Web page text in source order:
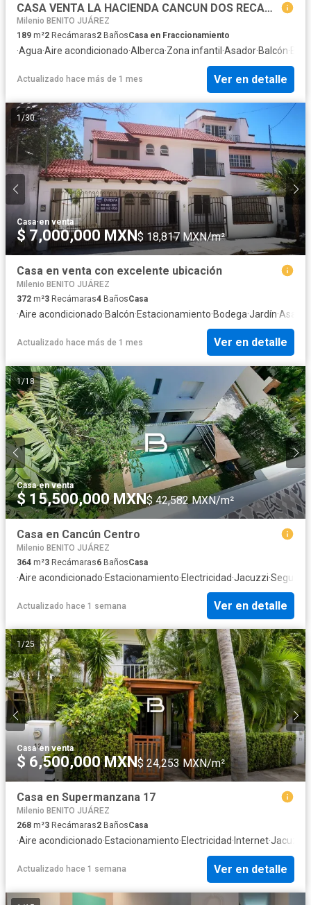
CASA VENTA LA HACIENDA CANCUN DOS RECAMARAS CENTRICA
Milenio BENITO JUÁREZ
189 m²2 Recámaras2 BañosCasa en Fraccionamiento
·Agua·Aire acondicionado·Alberca·Zona infantil ·Asador·Balcón·
Actualizado hace más de 1 mes Ver en detalle
1 /30
Casa·en venta
$ 7,000,000 MXN $ 18,817 MXN/m²
Casa en venta con excelente ubicación
Milenio BENITO JUÁREZ
372 m²3 Recámaras4 BañosCasa
·Aire acondicionado·Balcón·Estacionamiento·Bodega·Jardín·Asador
Actualizado hace más de 1 mes Ver en detalle
1/18
Casa·en venta
$ 15,500,000 MXN$ 42,582 MXN/m²
Casa en Cancún Centro
Milenio BENITO JUÁREZ
364 m²3 Recámaras6 BañosCasa
·Aire acondicionado·Estacionamiento·Electricidad·Jacuzzi·
Actualizado hace 1 semana Ver en detalle
1/25
Casa·en venta
$ 6,500,000 MXN $ 24,253 MXN/m²
Casa en Supermanzana 17
Milenio BENITO JUÁREZ
268 m²3 Recámaras2 BañosCasa
·Aire acondicionado·Estacionamiento·Electricidad· Internet·Jacuzzi
Actualizado hace 1 semana Ver en detalle